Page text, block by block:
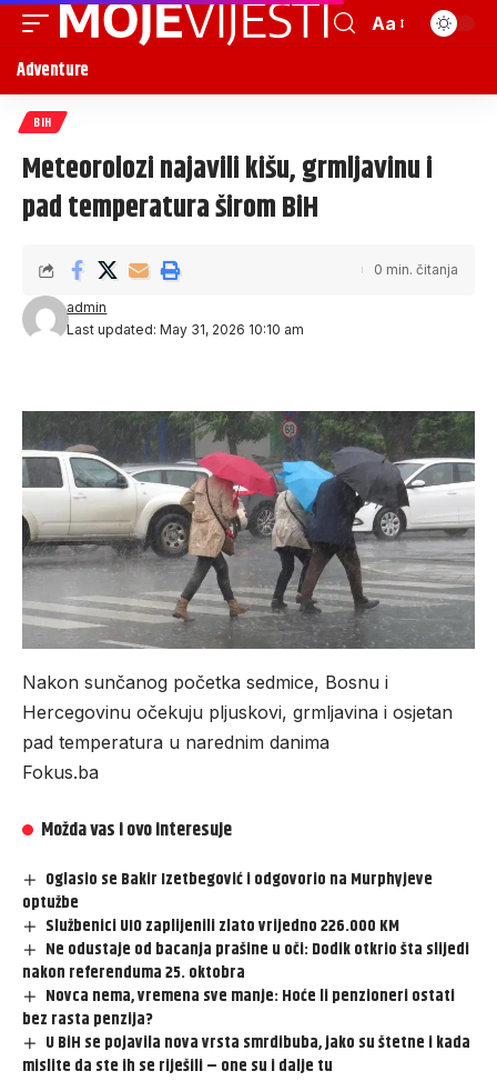
Aa
Adventure
BIH
Meteorolozi najavili kišu, grmljavinu i
pad temperatura širom BiH
Last updated: May 31, 2026 10:10 am
admin
0 min. čitanja
Nakon sunčanog početka sedmice, Bosnu i
Hercegovinu očekuju pljuskovi, grmljavina i osjetan
pad temperatura u narednim danima
Fokus.ba
Možda vas i ovo interesuje
Oglasio se Bakir Izetbegović i odgovorio na Murphyjeve
optužbe
Službenici UIO zaplijenili zlato vrijedno 226.000 KM
Ne odustaje od bacanja prašine u oči: Dodik otkrio šta slijedi
nakon referenduma 25. oktobra
Novca nema, vremena sve manje: Hoće li penzioneri ostati
bez rasta penzija?
U BiH se pojavila nova vrsta smrdibuba, jako su štetne i kada
mislite da ste ih se riješili – one su i dalje tu